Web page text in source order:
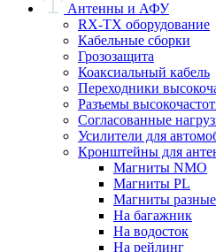
Антенны и АФУ
RX-TX оборудование
Кабельные сборки
Грозозащита
Коаксиальный кабель
Переходники
Разъемы
Согласованные
Усилители для
Кронштейны для
Магниты NMO
Магниты PL
Магниты разные
На багажник
На водосток
На рейлинг